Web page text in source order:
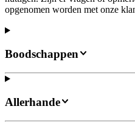
opgenomen worden met onze
Boodschappen
Allerhande